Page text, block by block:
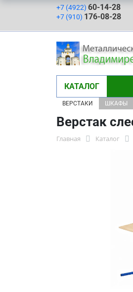
+7 (4922) 60-14-28
+7 (910) 176-08-28
КАТАЛОГ
ВЕРСТАКИ ШКАФЫ
Верстак
Главная Каталог